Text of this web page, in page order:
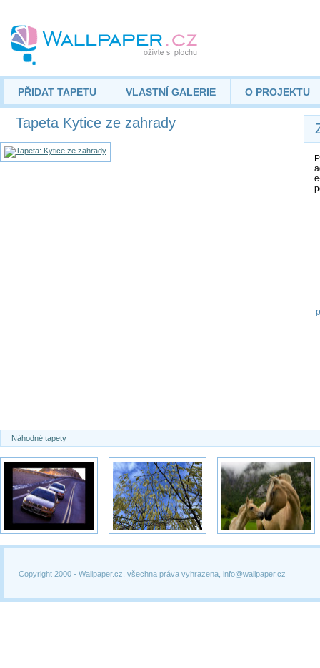
PŘIDAT TAPETU VLASTNÍ GALERIE O PROJEKTU
Tapeta Kytice ze zahrady
Náhodné tapety
Copyright 2000 - Wallpaper.cz, všechna práva vyhrazena, info@wallpaper.cz